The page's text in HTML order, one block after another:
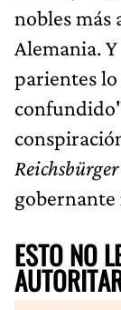
nobles más
Alemania.
parientes
Reichsbürger
gobernante
ESTO NO